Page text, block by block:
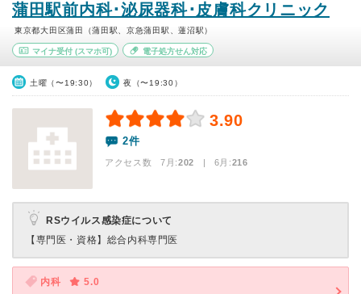
蒲田駅前内科･泌尿器科･皮膚科クリニック
東京都大田区蒲田（蒲田駅、京急蒲田駅、蓮沼駅）
マイナ受付 (スマホ可) 電子処方せん対応
土曜（〜19:30） 夜（〜19:30）
3.90
2件
アクセス数 7月:202 | 6月:216
RSウイルス感染症について
【専門医・資格】 総合内科専門医
内科 5.0